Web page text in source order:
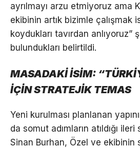
ayrılmayı arzu etmiyoruz ama
ekibinin artık bizimle çalışmak
koydukları tavırdan anlıyoruz”
bulundukları belirtildi.
MASADAKİ İSİM:
İÇİN STRATEJİK TEMAS
Yeni kurulması planlanan
da somut adımların atıldığı
Sinan Burhan, Özel ve ekibinin